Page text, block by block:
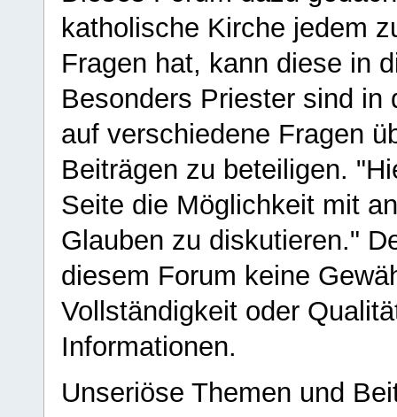
katholische Kirche jedem
Fragen hat, kann diese in
Besonders Priester sind in
auf verschiedene Fragen
Beiträgen zu beteiligen.
Seite die Möglichkeit mit
Glauben zu diskutieren."
diesem Forum keine
Vollständigkeit oder
Informationen.
Unseriöse Themen und